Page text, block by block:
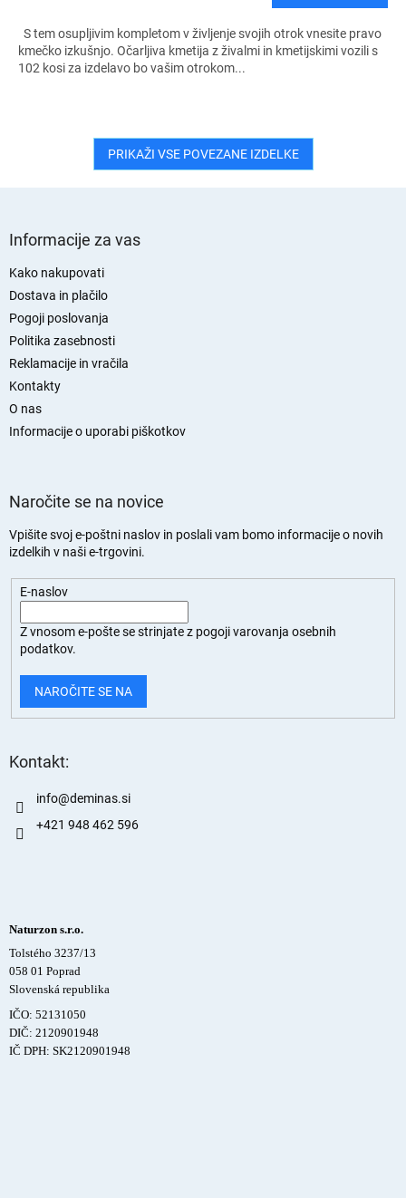
S tem osupljivim kompletom v življenje svojih otrok vnesite pravo
kmečko izkušnjo. Očarljiva kmetija z živalmi in kmetijskimi vozili s
102 kosi za izdelavo bo vašim otrokom...
PRIKAŽI VSE POVEZANE IZDELKE
Informacije za vas
Kako nakupovati
Dostava in plačilo
Pogoji poslovanja
Politika zasebnosti
Reklamacije in vračila
Kontakty
O nas
Informacije o uporabi piškotkov
Naročite se na novice
Vpišite svoj e-poštni naslov in poslali vam bomo informacije o novih
izdelkih v naši e-trgovini.
E-naslov
Z vnosom e-pošte se strinjate z pogoji varovanja osebnih
podatkov.
NAROČITE SE NA
Kontakt:
info@deminas.si
+421 948 462 596
Naturzon s.r.o.
Tolstého 3237/13
058 01 Poprad
Slovenská republika
IČO: 52131050
DIČ: 2120901948
IČ DPH: SK2120901948